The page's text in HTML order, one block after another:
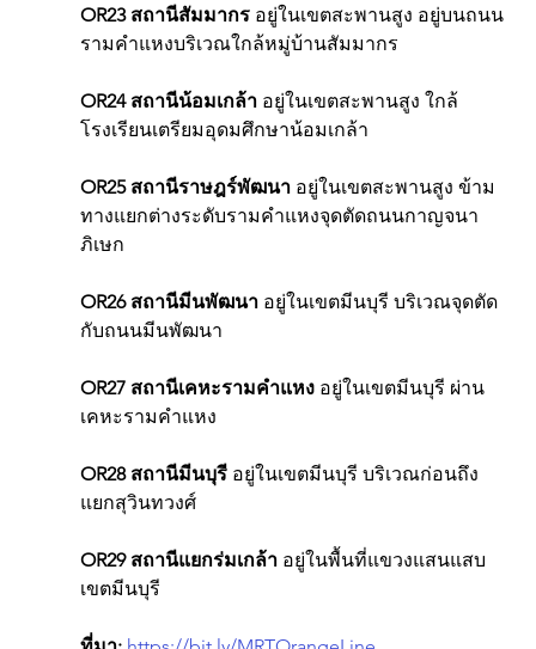
OR23 สถานีสัมมากร อยู่ในเขตสะพานสูง อยู่บนถนน
รามคำแหงบริเวณใกล้หมู่บ้านสัมมากร
OR24 สถานีน้อมเกล้า อยู่ในเขตสะพานสูง ใกล้
โรงเรียนเตรียมอุดมศึกษาน้อมเกล้า
OR25 สถานีราษฎร์พัฒนา อยู่ในเขตสะพานสูง ข้าม
ทางแยกต่างระดับรามคำแหงจุดตัดถนนกาญจนา
ภิเษก
OR26 สถานีมีนพัฒนา อยู่ในเขตมีนบุรี บริเวณจุดตัด
กับถนนมีนพัฒนา
OR27 สถานีเคหะรามคำแหง อยู่ในเขตมีนบุรี ผ่าน
เคหะรามคำแหง
OR28 สถานีมีนบุรี อยู่ในเขตมีนบุรี บริเวณก่อนถึง
แยกสุวินทวงศ์
OR29 สถานีแยกร่มเกล้า อยู่ในพื้นที่แขวงแสนแสบ
เขตมีนบุรี